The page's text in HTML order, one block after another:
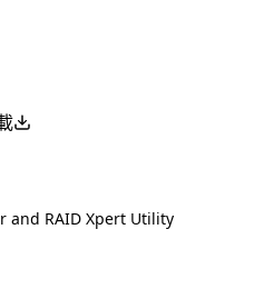
and RAID Xpert Utility